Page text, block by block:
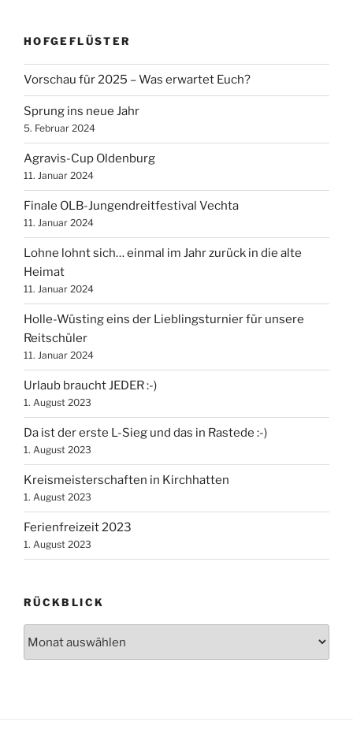
HOFGEFLÜSTER
Vorschau für 2025 – Was erwartet Euch?
Sprung ins neue Jahr
5. Februar 2024
Agravis-Cup Oldenburg
11. Januar 2024
Finale OLB-Jungendreitfestival Vechta
11. Januar 2024
Lohne lohnt sich… einmal im Jahr zurück in die alte
Heimat
11. Januar 2024
Holle-Wüsting eins der Lieblingsturnier für unsere
Reitschüler
11. Januar 2024
Urlaub braucht JEDER :-)
1. August 2023
Da ist der erste L-Sieg und das in Rastede :-)
1. August 2023
Kreismeisterschaften in Kirchhatten
1. August 2023
Ferienfreizeit 2023
1. August 2023
RÜCKBLICK